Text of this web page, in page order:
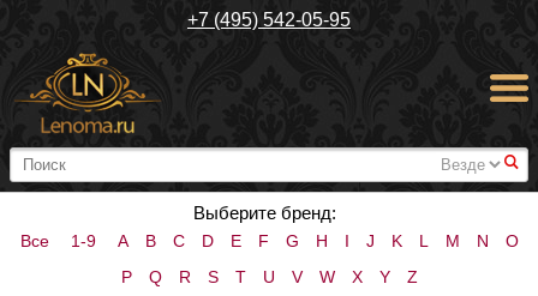
+7 (495) 542-05-95
#
Выберите бренд:
Все 1-9 A B C D E F G H I J K L M N
O
P
Q R S T U V W X Y Z